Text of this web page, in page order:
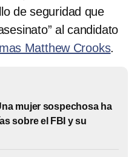
de seguridad que
al candidato
Matthew Crooks.
mujer sospechosa ha
sobre el FBI y su